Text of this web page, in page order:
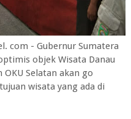
com - Gubernur Sumatera
objek Wisata Danau
OKU Selatan akan go
wisata yang ada di